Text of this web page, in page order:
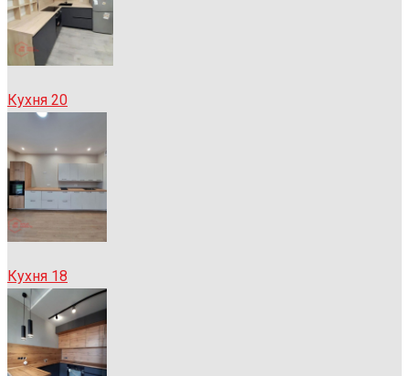
Кухня 20
Кухня 18